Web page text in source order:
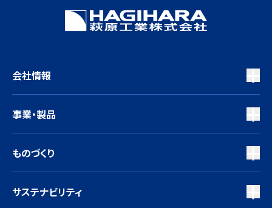
会社情報
事業・製品
ものづくり
サステナビリティ